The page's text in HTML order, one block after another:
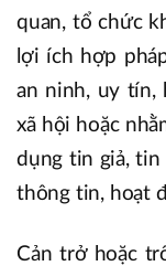
quan, tổ chức
lợi ích hợp
an ninh, uy tín,
xã hội hoặc
dụng tin giả, tin
thông tin, hoạt
Cản trở hoặc